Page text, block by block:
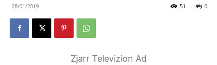
28/01/2019 0
51
Zjarr Televizion Ad